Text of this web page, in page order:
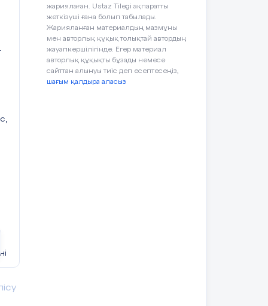
жариялаған. Ustaz Tilegi ақпаратты
жеткізуші ғана болып табылады.
Жарияланған материалдың мазмұны
мен авторлық құқық толықтай автордың
жауапкершілігінде. Егер материал
авторлық құқықты бұзады немесе
сайттан алынуы тиіс деп есептесеңіз,
шағым қалдыра аласыз